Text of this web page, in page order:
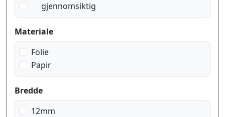
gjennomsiktig
Materiale
Folie
Papir
Bredde
12mm